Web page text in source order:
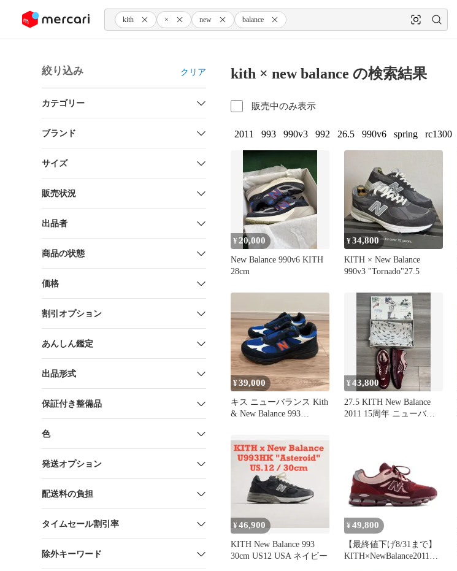
ツにスキップ kith × new balance
絞り込み クリア
カテゴリー
ブランド
サイズ
販売状況
出品者
商品の状態
価格
割引オプション
あんしん鑑定
出品形式
保証付き整備品
色
発送オプション
配送料の負担
タイムセール割引率
除外キーワード
kith × new balance の検索結果
販売中のみ表示
2011 993 990v3 992 26.5 990v6 spring rc1300
¥ 20,000
New Balance 990v6 KITH
28cm
¥34,800
KITH × New Balance
990v3 "Tornado"27.5
¥39,000
キス ニューバランス Kith
& New Balance 993
¥43,800
27.5 KITH New Balance
2011 15周年 ニューバラ
¥46,900
KITH New Balance 993
30cm US12 USA ネイビー
¥ 49,800
【最終値下げ8/31まで】
KITH×NewBalance2011